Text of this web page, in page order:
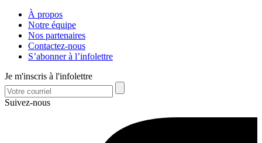
À propos
Notre équipe
Nos partenaires
Contactez-nous
S’abonner à l’infolettre
Je m'inscris à l'infolettre
Suivez-nous